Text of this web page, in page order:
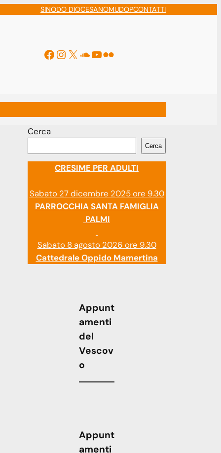
SINODO DIOCESANOMUDOPCONTATTI
Facebook
Instagram
X Soundcloud
YouTube
Flickr
Cerca
Cerca
CRESIME PER ADULTI
Sabato 27 dicembre 2025 ore 9.30
PARROCCHIA SANTA FAMIGLIA
PALMI
Sabato 8 agosto 2026 ore 9.30
Cattedrale Oppido Mamertina
Appunt
amenti
del
Vescov
o
Appunt
amenti